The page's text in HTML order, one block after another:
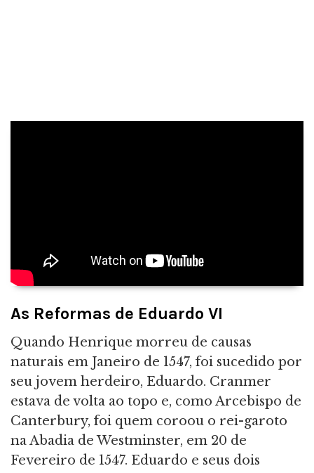
As Reformas de Eduardo VI
Quando Henrique morreu de causas
naturais em Janeiro de 1547, foi sucedido por
seu jovem herdeiro, Eduardo. Cranmer
estava de volta ao topo e, como Arcebispo de
Canterbury, foi quem coroou o rei-garoto
na Abadia de Westminster, em 20 de
Fevereiro de 1547. Eduardo e seus dois